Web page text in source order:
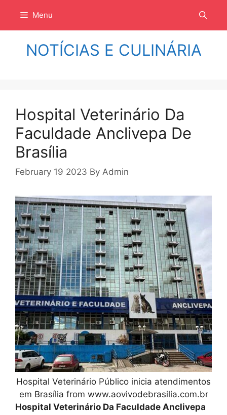
isi
Menu
NOTÍCIAS E CULINÁRIA
Hospital Veterinário Da
Faculdade Anclivepa De
Brasília
February 19 2023 By Admin
Hospital Veterinário Público inicia atendimentos
em Brasília from www.aovivodebrasilia.com.br
Hospital Veterinário Da Faculdade Anclivepa